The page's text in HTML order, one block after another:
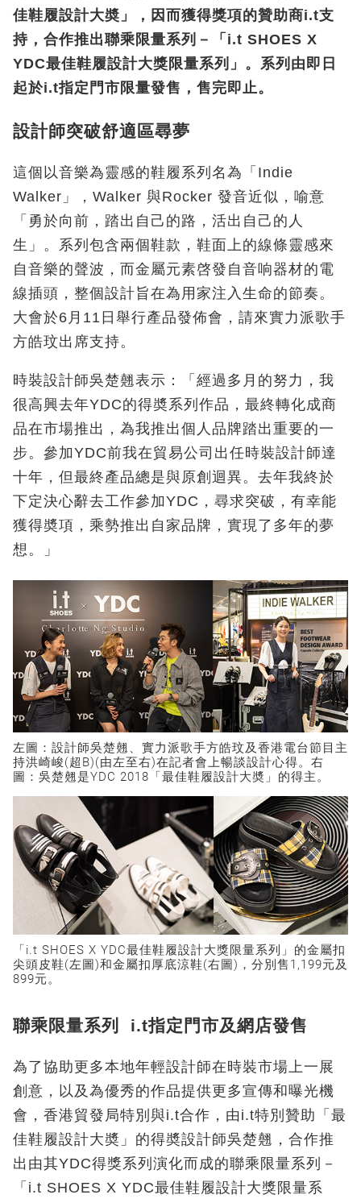
佳鞋履設計大奬」，因而獲得獎項的贊助商i.t支
持，合作推出聯乘限量系列－「i.t SHOES X
YDC最佳鞋履設計大獎限量系列」。系列由即日
起於i.t指定門市限量發售，售完即止。
設計師突破舒適區尋夢
這個以音樂為靈感的鞋履系列名為「Indie
Walker」，Walker 與Rocker 發音近似，喻意
「勇於向前，踏出自己的路，活出自己的人
生」。系列包含兩個鞋款，鞋面上的線條靈感來
自音樂的聲波，而金屬元素啓發自音响器材的電
線插頭，整個設計旨在為用家注入生命的節奏。
大會於6月11日舉行產品發佈會，請來實力派歌手
方皓玟出席支持。
時裝設計師吳楚翹表示：「經過多月的努力，我
很高興去年YDC的得奬系列作品，最終轉化成商
品在市場推出，為我推出個人品牌踏出重要的一
步。參加YDC前我在貿易公司出任時裝設計師達
十年，但最終產品總是與原創迴異。去年我終於
下定決心辭去工作參加YDC，尋求突破，有幸能
獲得奬項，乘勢推出自家品牌，實現了多年的夢
想。」
左圖：設計師吳楚翹、實力派歌手方皓玟及香港電台節目主
持洪崎峻(超B)(由左至右)在記者會上暢談設計心得。右
圖：吳楚翹是YDC 2018「最佳鞋履設計大奬」的得主。
「i.t SHOES X YDC最佳鞋履設計大獎限量系列」的金屬扣
尖頭皮鞋(左圖)和金屬扣厚底涼鞋(右圖)，分別售1,199元及
899元。
聯乘限量系列 i.t指定門市及網店發售
為了協助更多本地年輕設計師在時裝市場上一展
創意，以及為優秀的作品提供更多宣傳和曝光機
會，香港貿發局特別與i.t合作，由i.t特別贊助「最
佳鞋履設計大奬」的得奬設計師吳楚翹，合作推
出由其YDC得獎系列演化而成的聯乘限量系列－
「i.t SHOES X YDC最佳鞋履設計大獎限量系